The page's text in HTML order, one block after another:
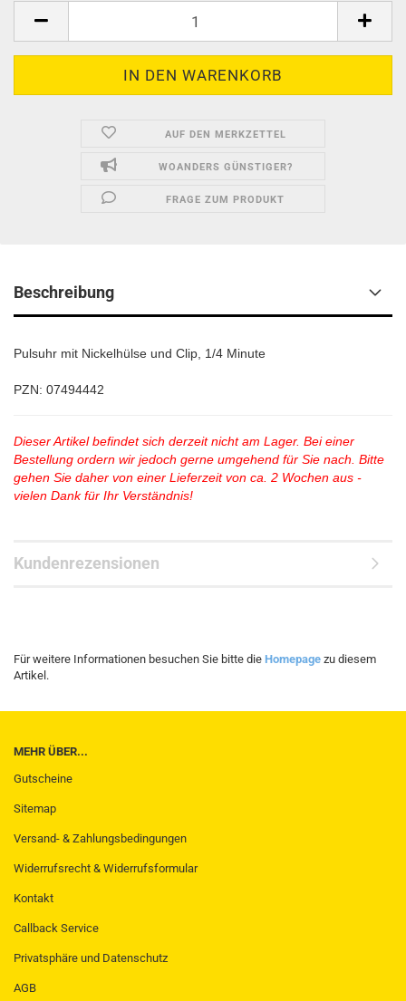
AUF DEN MERKZETTEL
WOANDERS GÜNSTIGER?
FRAGE ZUM PRODUKT
Beschreibung
Pulsuhr mit Nickelhülse und Clip, 1/4 Minute
PZN: 07494442
Dieser Artikel befindet sich derzeit nicht am Lager. Bei einer
Bestellung ordern wir jedoch gerne umgehend für Sie nach. Bitte
gehen Sie daher von einer Lieferzeit von ca. 2 Wochen aus -
vielen Dank für Ihr Verständnis!
Kundenrezensionen
Für weitere Informationen besuchen Sie bitte die Homepage zu diesem
Artikel.
MEHR ÜBER...
Gutscheine
Sitemap
Versand- & Zahlungsbedingungen
Widerrufsrecht & Widerrufsformular
Kontakt
Callback Service
Privatsphäre und Datenschutz
AGB